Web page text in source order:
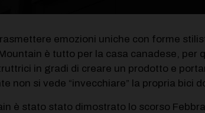
emozioni uniche con forme
è tutto per la casa canadese,
in gradi di creare un prodotto e
non si vede “invecchiare” la propria bici
è stato stato dimostrato lo scorso